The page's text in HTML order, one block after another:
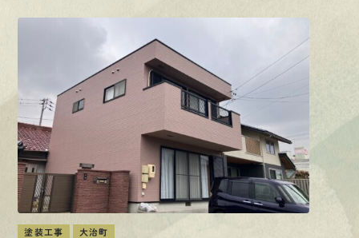
塗装工事 大治町